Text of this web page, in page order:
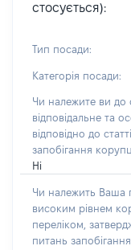
стосується):
Тип посади:
Категорія посади:
Чи належите ви до
відповідальне та
відповідно до
запобігання
Ні
Чи належить Ваша
високим рівнем
переліком,
питань